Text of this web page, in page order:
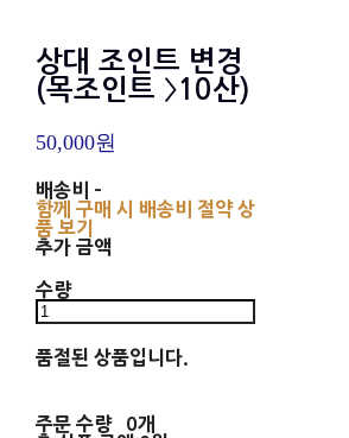
상대 조인트 변경
(목조인트 〉10산)
50,000원
배송비 -
함께 구매 시 배송비 절약 상
품 보기
추가 금액
수량
품절된 상품입니다.
주문 수량
0개